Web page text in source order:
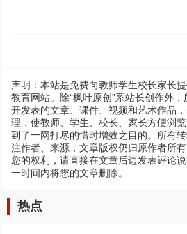
声明：本站是免费向教师学生校长家长
教育网站。除“枫叶原创”系站长创作外
开发表的文章、课件、视频和艺术作品
理，使教师、学生、校长、家长方便浏
到了一网打尽的惜时增效之目的。所有
注作者、来源，文章版权仍归原作者所
您的权利，请直接在文章后边发表评论
一时间内将您的文章删除。
热点